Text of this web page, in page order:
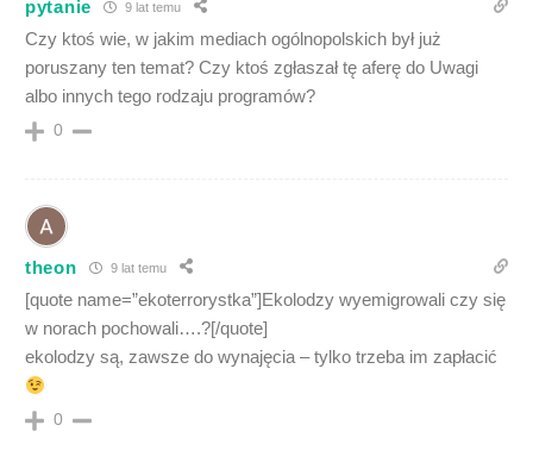
pytanie 9 lat temu
Czy ktoś wie, w jakim mediach ogólnopolskich był już
poruszany ten temat? Czy ktoś zgłaszał tę aferę do Uwagi
albo innych tego rodzaju programów?
0
theon 9 lat temu
[quote name=”ekoterrorystka”]Ekolodzy wyemigrowali czy się
w norach pochowali….?[/quote]
ekolodzy są, zawsze do wynajęcia – tylko trzeba im zapłacić
0